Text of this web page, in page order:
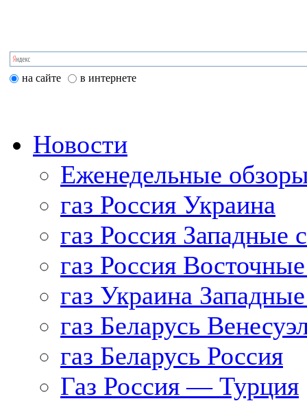
на сайте в интернете
Новости
Еженедельные
газ Россия Украина
газ Россия Западные
газ Россия
газ Украина
газ Беларусь
газ Беларусь Россия
Газ Россия — Турция